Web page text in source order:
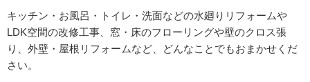
キッチン・お風呂・トイレ・洗面などの水廻りリフォームや
LDK空間の改修工事、窓・床のフローリングや壁のクロス張
り、外壁・屋根リフォームなど、どんなことでもおまかせくだ
さい。